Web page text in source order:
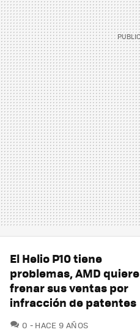
El Helio P10 tiene
problemas, AMD quiere
frenar sus ventas por
infracción de patentes
0 COMENTARIOS
HACE 9 AÑOS